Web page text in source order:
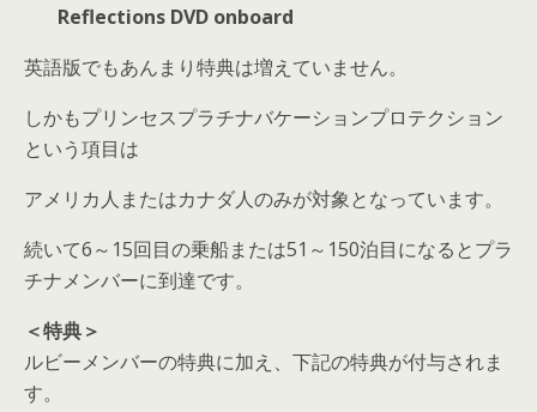
Reflections DVD onboard
英語版でもあんまり特典は増えていません。
しかもプリンセスプラチナバケーションプロテクション
という項目は
アメリカ人またはカナダ人のみが対象となっています。
続いて6～15回目の乗船または51～150泊目になるとプラ
チナメンバーに到達です。
＜特典＞
ルビーメンバーの特典に加え、下記の特典が付与されま
す。